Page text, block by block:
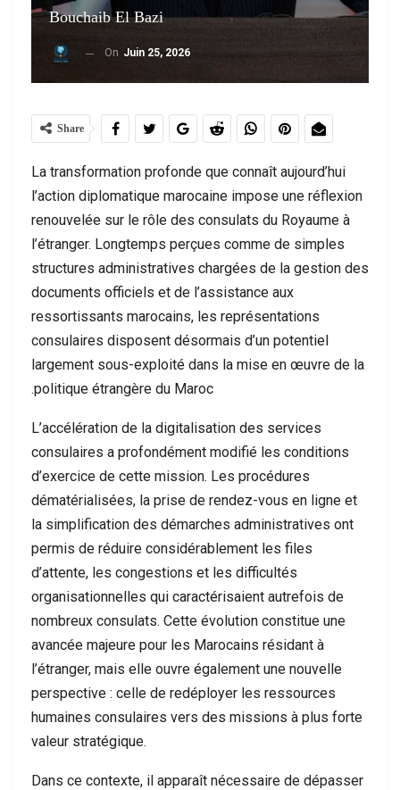
Bouchaib El Bazi
On Juin 25, 2026
Share
La transformation profonde que connaît aujourd’hui
l’action diplomatique marocaine impose une réflexion
renouvelée sur le rôle des consulats du Royaume à
l’étranger. Longtemps perçues comme de simples
structures administratives chargées de la gestion des
documents officiels et de l’assistance aux
ressortissants marocains, les représentations
consulaires disposent désormais d’un potentiel
largement sous-exploité dans la mise en œuvre de la
politique étrangère du Maroc.
L’accélération de la digitalisation des services
consulaires a profondément modifié les conditions
d’exercice de cette mission. Les procédures
dématérialisées, la prise de rendez-vous en ligne et
la simplification des démarches administratives ont
permis de réduire considérablement les files
d’attente, les congestions et les difficultés
organisationnelles qui caractérisaient autrefois de
nombreux consulats. Cette évolution constitue une
avancée majeure pour les Marocains résidant à
l’étranger, mais elle ouvre également une nouvelle
perspective : celle de redéployer les ressources
humaines consulaires vers des missions à plus forte
valeur stratégique.
Dans ce contexte, il apparaît nécessaire de dépasser